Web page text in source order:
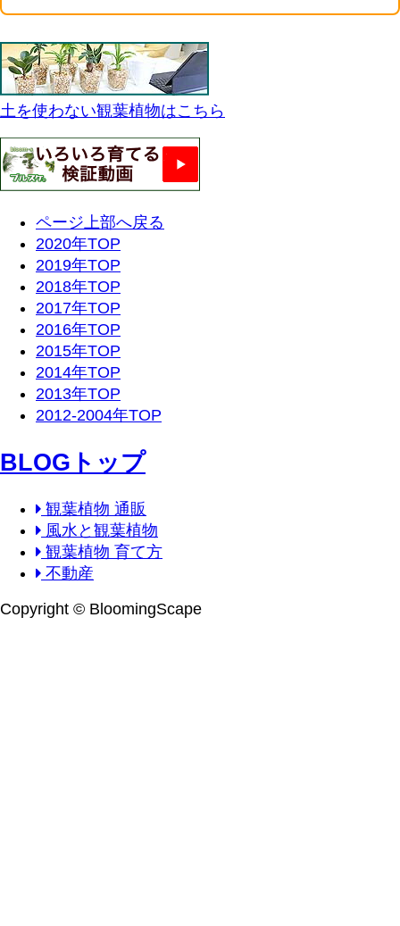
土を使わない観葉植物はこちら
ページ上部へ戻る
2020年TOP
2019年TOP
2018年TOP
2017年TOP
2016年TOP
2015年TOP
2014年TOP
2013年TOP
2012-2004年TOP
BLOGトップ
観葉植物 通販
風水と観葉植物
観葉植物 育て方
不動産
Copyright © BloomingScape